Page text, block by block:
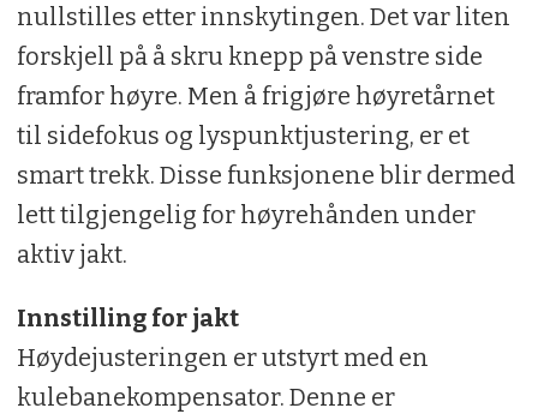
nullstilles etter innskytingen. Det var liten
forskjell på å skru knepp på venstre side
framfor høyre. Men å frigjøre høyretårnet
til sidefokus og lyspunktjustering, er et
smart trekk. Disse funksjonene blir dermed
lett tilgjengelig for høyrehånden under
aktiv jakt.
Innstilling for jakt
Høydejusteringen er utstyrt med en
kulebanekompensator. Denne er